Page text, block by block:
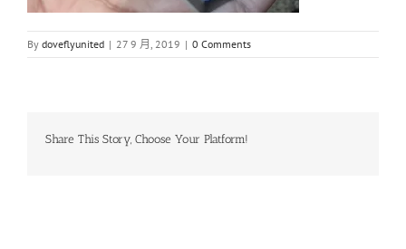
By doveflyunited | 27 9 月, 2019 | 0 Comments
Share This Story, Choose Your Platform!